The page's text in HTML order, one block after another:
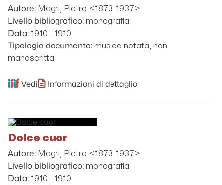
Autore: Magri, Pietro <1873-1937>
Livello bibliografico: monografia
Data: 1910 - 1910
Tipologia documento: musica notata, non
manoscritta
Vedi Informazioni di dettaglio
Dolce cuor
Autore: Magri, Pietro <1873-1937>
Livello bibliografico: monografia
Data: 1910 - 1910